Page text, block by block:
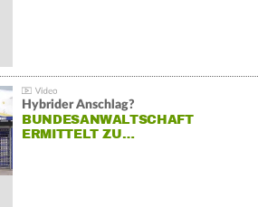
Hybrider Anschlag?
BUNDESANWALTSCHAFT
ERMITTELT ZU…